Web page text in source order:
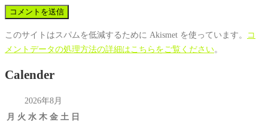
このサイトはスパムを低減するために Akismet を使っています。
コ
メントデータの処理方法の詳細はこちらをご覧ください。
Calender
2026年8月
月 火 水 木 金 土 日